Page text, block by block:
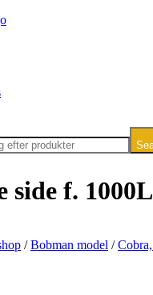
side f.
/Bobman model /